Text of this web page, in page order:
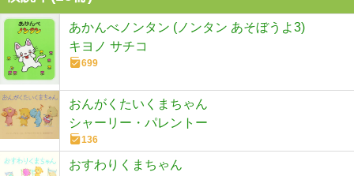
あかんべノンタン (ノンタン あそぼうよ3)
キヨノ サチコ
699
おんがくたいくまちゃん
シャーリー・パレントー
136
おすわりくまちゃん